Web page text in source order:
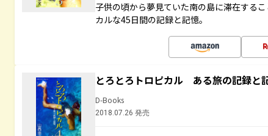
子供の頃から夢見ていた南の島に滞在する
カルな45日間の記録と記憶。
とろとろトロピカル ある旅の記録
D-Books
2018.07.26 発売